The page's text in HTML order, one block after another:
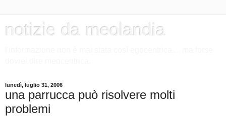
notizie da meolandia
lunedì, luglio 31, 2006
una parrucca può risolvere molti
problemi